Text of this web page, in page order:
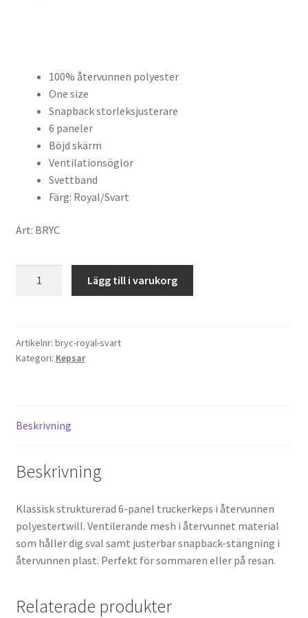
100% återvunnen polyester
One size
Snapback storleksjusterare
6 paneler
Böjd skärm
Ventilationsöglor
Svettband
Färg: Royal/Svart
Art: BRYC
ROYAL/SVART
mängd
Lägg till i varukorg
Artikelnr: bryc-royal-svart
Kategori: Kepsar
Beskrivning
Beskrivning
Klassisk strukturerad 6-panel truckerkeps i återvunnen
polyestertwill. Ventilerande mesh i återvunnet material
som håller dig sval samt justerbar snapback-stängning i
återvunnen plast. Perfekt för sommaren eller på resan.
Relaterade produkter